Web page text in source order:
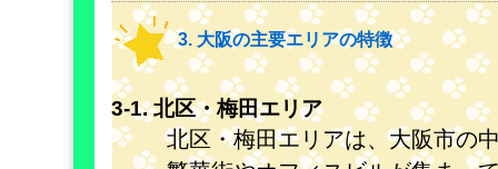
3. 大阪の主要エリアの特徴
3-1. 北区・梅田エリア
北区・梅田エリアは、大阪市の